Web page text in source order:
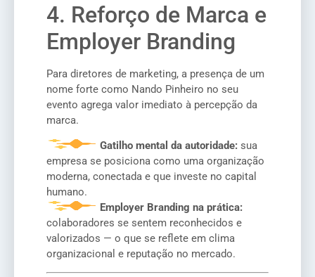
4. Reforço de Marca e
Employer Branding
Para diretores de marketing, a presença de um
nome forte como Nando Pinheiro no seu
evento agrega valor imediato à percepção da
marca.
Gatilho mental da autoridade: sua
empresa se posiciona como uma organização
moderna, conectada e que investe no capital
humano.
Employer Branding na prática:
colaboradores se sentem reconhecidos e
valorizados — o que se reflete em clima
organizacional e reputação no mercado.